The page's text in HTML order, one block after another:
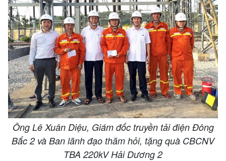
Ông Lê Xuân Diệu, Giám đốc truyền tải điện Đông
Bắc 2 và Ban lãnh đạo thăm hỏi, tặng quà CBCNV
TBA 220kV Hải Dương 2